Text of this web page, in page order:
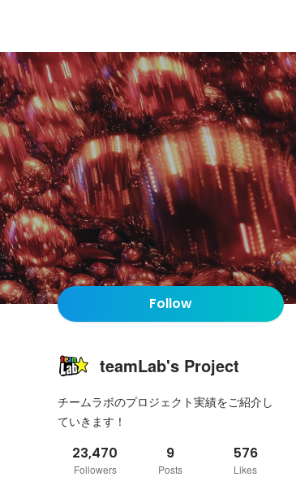
Follow
teamLab's Project
チームラボのプロジェクト実績をご紹介し
ていきます！
23,470
Followers
9
Posts
576
Likes